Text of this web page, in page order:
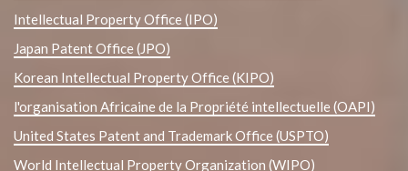
Intellectual Property Office (IPO)
Japan Patent Office (JPO)
Korean Intellectual Property Office (KIPO)
l'organisation Africaine de la Propriété intellectuelle (OAPI)
United States Patent and Trademark Office (USPTO)
World Intellectual Property Organization (WIPO)